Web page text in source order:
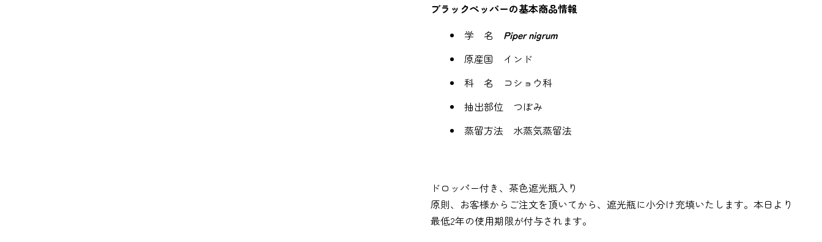
ブラックペッパーの基本商品情報
学 名 Piper nigrum
原産国 インド
科 名 コショウ科
抽出部位 つぼみ
蒸留方法 水蒸気蒸留法
ドロッパー付き、茶色遮光瓶入り
原則、お客様からご注文を頂いてから、遮光瓶に小分け充填いたします。本日より
最低2年の使用期限が付与されます。